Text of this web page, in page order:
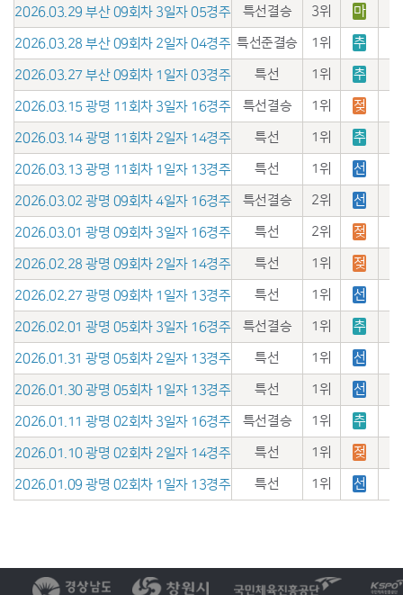
2026.03.29 부산 09회차 3일자 05경주 특선결승 3위 마
2026.03.28 부산 09회차 2일자 04경주 특선준결승 1위 추
2026.03.27 부산 09회차 1일자 03경주 특선 1위 추
2026.03.15 광명 11회차 3일자 16경주 특선결승 1위 젖
2026.03.14 광명 11회차 2일자 14경주 특선 1위 추
2026.03.13 광명 11회차 1일자 13경주 특선 1위 선
2026.03.02 광명 09회차 4일자 16경주 특선결승 2위 선
2026.03.01 광명 09회차 3일자 16경주 특선 2위 젖
2026.02.28 광명 09회차 2일자 14경주 특선 1위 젖
2026.02.27 광명 09회차 1일자 13경주 특선 1위 선
2026.02.01 광명 05회차 3일자 16경주 특선결승 1위 추
2026.01.31 광명 05회차 2일자 13경주 특선 1위 선
2026.01.30 광명 05회차 1일자 13경주 특선 1위 선
2026.01.11 광명 02회차 3일자 16경주 특선결승 1위 추
2026.01.10 광명 02회차 2일자 14경주 특선 1위 젖
2026.01.09 광명 02회차 1일자 13경주 특선 1위 선